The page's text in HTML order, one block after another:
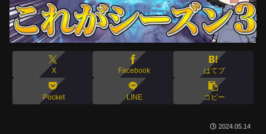
X Facebook はてブ
Pocket LINE コピー
2024.05.14